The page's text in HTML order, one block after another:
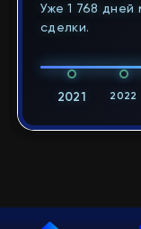
Уже 1 768
сделки.
2021 2022